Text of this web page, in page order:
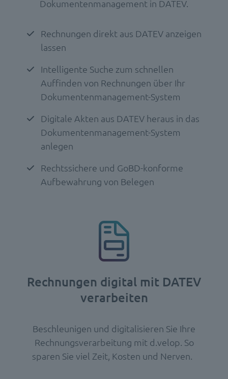
Dokumentenmanagement in DATEV.
Rechnungen direkt aus DATEV anzeigen
lassen
Intelligente Suche zum schnellen
Auffinden von Rechnungen über Ihr
Dokumentenmanagement-System
Digitale Akten aus DATEV heraus in das
Dokumentenmanagement-System
anlegen
Rechtssichere und GoBD-konforme
Aufbewahrung von Belegen
Rechnungen digital mit DATEV
verarbeiten
Beschleunigen und digitalisieren Sie Ihre
Rechnungsverarbeitung mit d.velop. So
sparen Sie viel Zeit, Kosten und Nerven.